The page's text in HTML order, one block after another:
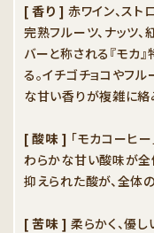
[ 香り ] 赤ワイン、スト
完熟フルーツ、ナッツ、
バーと称される『モカ
る。イチゴチョコやフ
な甘い香りが複雑に絡
[ 酸味 ] 「モカコーヒ
わらかな甘い酸味が全
抑えられた酸が、全体
[ 苦味 ] 柔らかく、優